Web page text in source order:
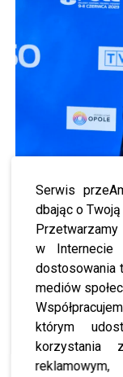
Serwis
dbając o
w
dostosowania
mediów
którym